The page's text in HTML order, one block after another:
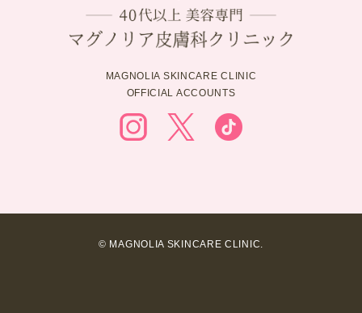
MAGNOLIA SKINCARE CLINIC
OFFICIAL ACCOUNTS
© MAGNOLIA SKINCARE CLINIC.